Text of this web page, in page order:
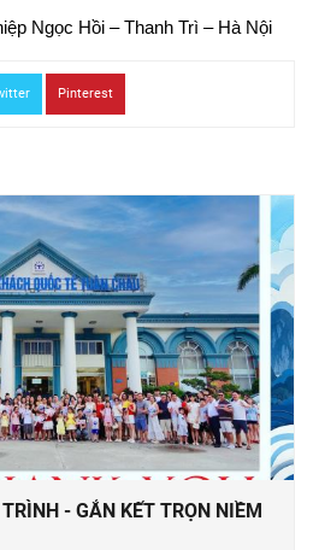
Ngọc Hồi – Thanh Trì – Hà Nội
Pinterest
- GẮN KẾT TRỌN NIỀM